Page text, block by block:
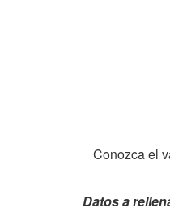
Conozca el
Datos a